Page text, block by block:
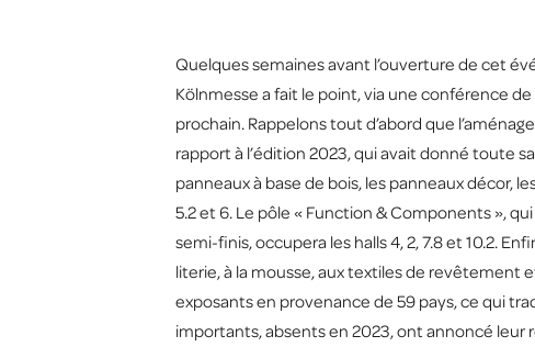
Quelques semaines avant l’ouverture de cet
Kölnmesse a fait le point, via une conférence
prochain. Rappelons tout d’abord que
rapport à l’édition 2023, qui avait donné toute
panneaux à base de bois, les panneaux décor,
5.2 et 6. Le pôle « Function & Components »,
semi-finis, occupera les halls 4, 2, 7.8 et 10.2.
literie, à la mousse, aux textiles de revêtement
exposants en provenance de 59 pays, ce qui
importants, absents en 2023, ont annoncé leur